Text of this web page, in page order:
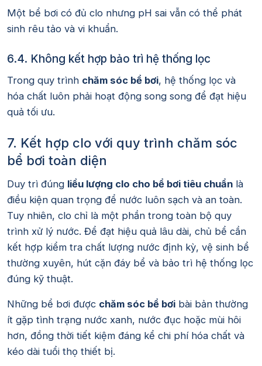
Một bể bơi có đủ clo nhưng pH sai vẫn có thể phát
sinh rêu tảo và vi khuẩn.
6.4. Không kết hợp bảo trì hệ thống lọc
Trong quy trình chăm sóc bể bơi, hệ thống lọc và
hóa chất luôn phải hoạt động song song để đạt hiệu
quả tối ưu.
7. Kết hợp clo với quy trình chăm sóc
bể bơi toàn diện
Duy trì đúng liều lượng clo cho bể bơi tiêu chuẩn là
điều kiện quan trọng để nước luôn sạch và an toàn.
Tuy nhiên, clo chỉ là một phần trong toàn bộ quy
trình xử lý nước. Để đạt hiệu quả lâu dài, chủ bể cần
kết hợp kiểm tra chất lượng nước định kỳ, vệ sinh bể
thường xuyên, hút cặn đáy bể và bảo trì hệ thống lọc
đúng kỹ thuật.
Những bể bơi được chăm sóc bể bơi bài bản thường
ít gặp tình trạng nước xanh, nước đục hoặc mùi hôi
hơn, đồng thời tiết kiệm đáng kể chi phí hóa chất và
kéo dài tuổi thọ thiết bị.